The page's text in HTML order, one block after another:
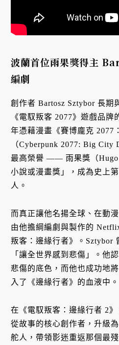
波蘭首位雨果獎得主
編劇
創作者 Bartosz Sztybor 長期
《電馭叛客 2077》遊戲品牌
年憑藉漫畫《賽博龐克 2077
（Cyberpunk 2077: Big City
最高榮譽 —— 雨果獎（Hugo
小說或漫畫獎」，成為史上
人。
而真正讓他名揚全球、在動
由他擔綱編劇與製作的
叛客：邊緣行者》。Sztybor
「讓全世界感到悲傷」。他
悲傷的底色，而他也成功地
入了《邊緣行者》的血液中。
在《電馭叛客：邊緣行者 2》
從故事的核心創作者，升級
舵人，帶領影迷重返那個最